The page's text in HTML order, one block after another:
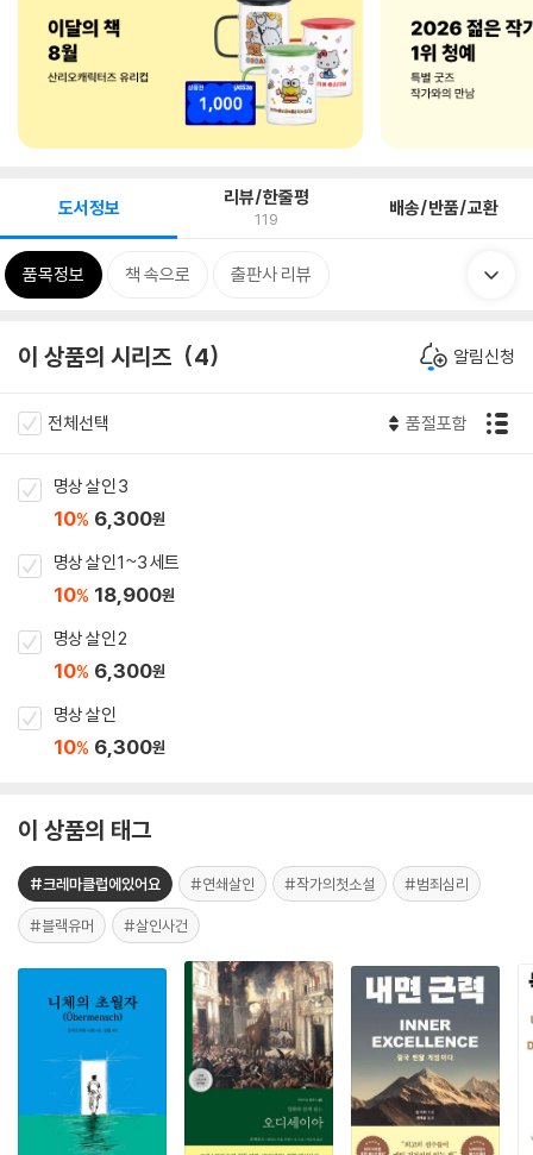
도서정보 리뷰/한줄평
119 배송/반품/교환
품목정보 책 속으로 출판사 리뷰
이 상품의 시리즈 4 알림신청
전체선택 품절포함
명상 살인 3
10% 6,300원
명상 살인 1~3 세트
10% 18,900원
명상 살인 2
10% 6,300원
명상 살인
10% 6,300원
이 상품의 태그
#크레마클럽에있어요 #연쇄살인 #작가의첫소설 #범죄심리
#블랙유머 #살인사건